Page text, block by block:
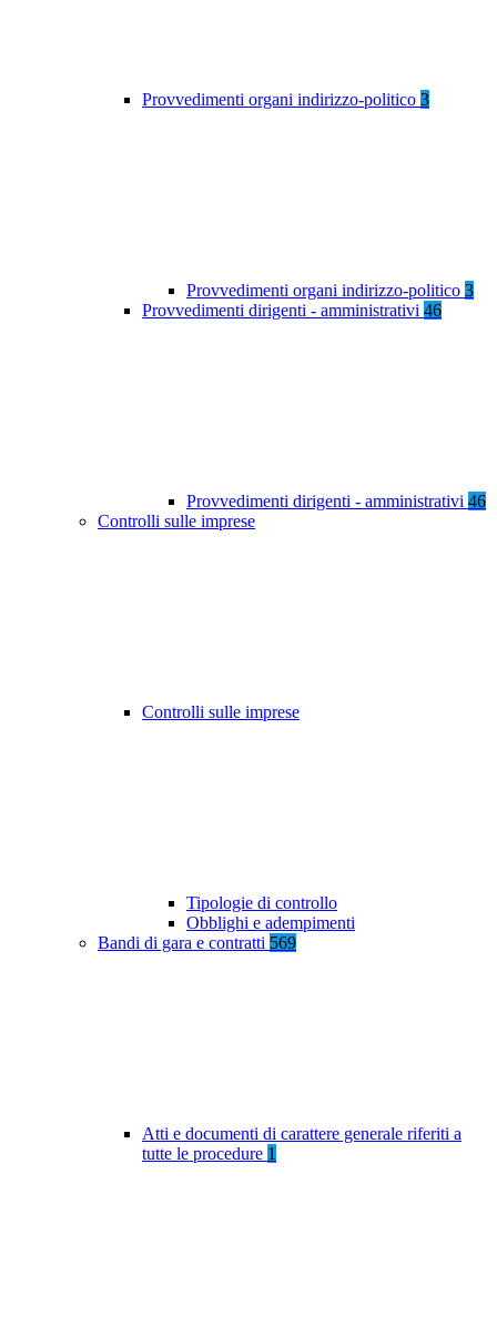
Provvedimenti organi indirizzo-politico 3
Provvedimenti organi indirizzo-politico 3
Provvedimenti dirigenti - amministrativi 46
Provvedimenti dirigenti - amministrativi 46
Controlli sulle imprese
Controlli sulle imprese
Tipologie di controllo
Obblighi e adempimenti
Bandi di gara e contratti 569
Atti e documenti di carattere generale riferiti a
tutte le procedure 1